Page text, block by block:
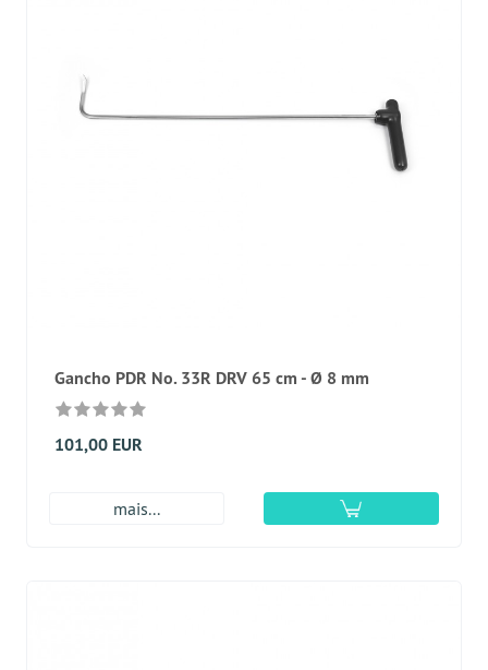
Gancho PDR No. 33R DRV 65 cm - Ø 8 mm
101,00 EUR
mais...